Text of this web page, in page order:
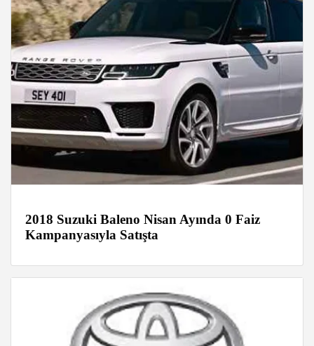
2018 Suzuki Baleno Nisan Ayında 0 Faiz
Kampanyasıyla Satışta